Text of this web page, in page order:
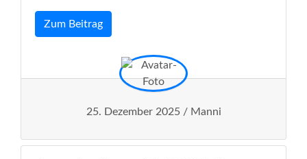
Zum Beitrag
25. Dezember 2025 / Manni